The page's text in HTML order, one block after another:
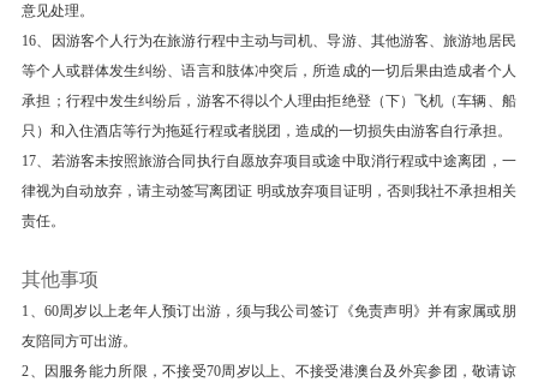
情为文化内涵，融森林、草原、雪山、人文景观为
一体，风光别具一格。天山天池的自然景色，既具
峨眉之秀，又显华山之雄，更有别具一格的美：湖
水清澈，晶莹如玉，清纯怡人；四周群山环抱，绿
草如茵，野花似锦，有“天山明珠”盛誉；挺拔、苍
翠的云杉、塔松，漫山遍岭，遮天蔽日，俨然一幅
木山游览区”、“娘娘庙游览区”和“博格达峰北坡游
览区”，每区八景，五区四十景。同时，天山天池
具有包括排名世界前列的第四纪高山冰渍湖等五个
意见处理。
16、因游客个人行为在旅游行程中主动与司机、导游、其他游客、旅游地居民
等个人或群体发生纠纷、语言和肢体冲突后，所造成的一切后果由造成者个人
承担；行程中发生纠纷后，游客不得以个人理由拒绝登（下）飞机（车辆、船
只）和入住酒店等行为拖延行程或者脱团，造成的一切损失由游客自行承担。
17、若游客未按照旅游合同执行自愿放弃项目或途中取消行程或中途离团，一
律视为自动放弃，请主动签写离团证 明或放弃项目证明，否则我社不承担相关
责任。
其他事项
1、60周岁以上老年人预订出游，须与我公司签订《免责声明》并有家属或朋
友陪同方可出游。
2、因服务能力所限，不接受70周岁以上、不接受港澳台及外宾参团，敬请谅